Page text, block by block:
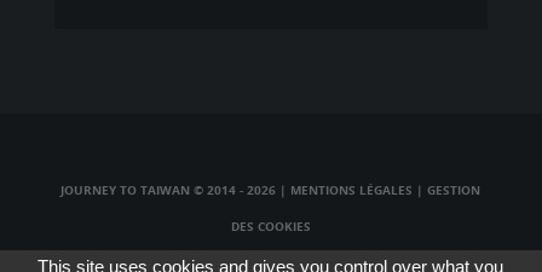
JOURNEY TO TAIWAN © 2014 - 2026 | MENTIONS LÉGALES |GESTION
DES COOKIES
TAIWAN TV LIVE|TAIWAN RADIO LIVE|TAIWAN WEBCAM LIVE
This site uses cookies and gives you control over what you